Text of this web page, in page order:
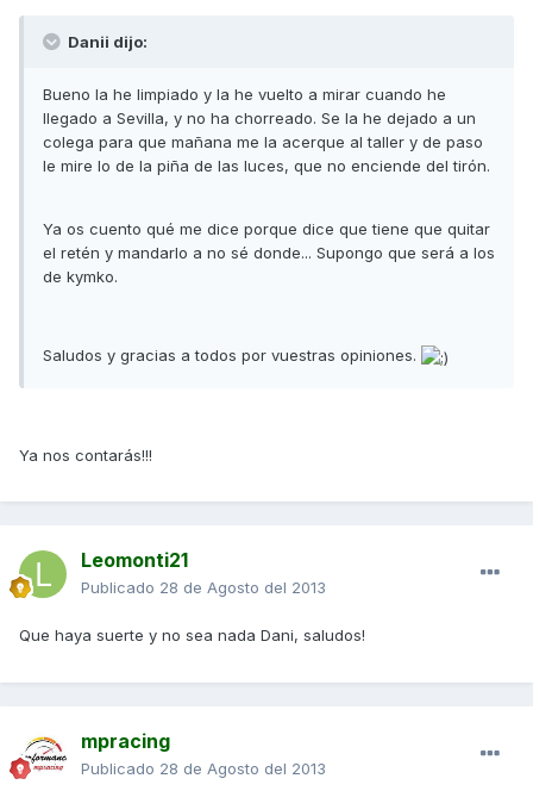
Danii dijo:
Bueno la he limpiado y la he vuelto a mirar cuando he
llegado a Sevilla, y no ha chorreado. Se la he dejado a un
colega para que mañana me la acerque al taller y de paso
le mire lo de la piña de las luces, que no enciende del tirón.
Ya os cuento qué me dice porque dice que tiene que quitar
el retén y mandarlo a no sé donde... Supongo que será a los
de kymko.
Saludos y gracias a todos por vuestras opiniones.
Ya nos contarás!!!
Leomonti21
Publicado 28 de Agosto del 2013
Que haya suerte y no sea nada Dani, saludos!
mpracing
Publicado 28 de Agosto del 2013